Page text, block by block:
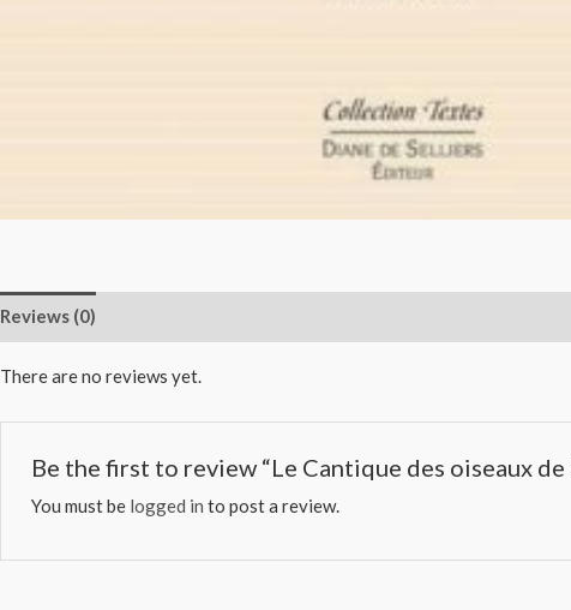
Reviews (0)
There are no reviews yet.
Be the first to review “Le Cantique des oiseaux
You must be logged in to post a review.